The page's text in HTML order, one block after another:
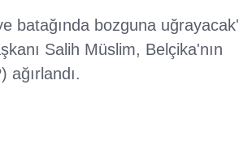
batağında bozguna uğrayacak'
Salih Müslim, Belçika'nın